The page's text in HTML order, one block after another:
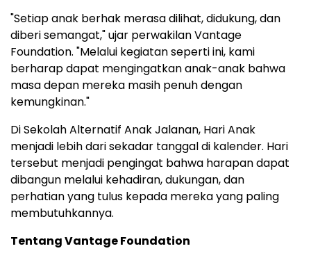
"Setiap anak berhak merasa dilihat, didukung, dan
diberi semangat," ujar perwakilan Vantage
Foundation. "Melalui kegiatan seperti ini, kami
berharap dapat mengingatkan anak-anak bahwa
masa depan mereka masih penuh dengan
kemungkinan."
Di Sekolah Alternatif Anak Jalanan, Hari Anak
menjadi lebih dari sekadar tanggal di kalender. Hari
tersebut menjadi pengingat bahwa harapan dapat
dibangun melalui kehadiran, dukungan, dan
perhatian yang tulus kepada mereka yang paling
membutuhkannya.
Tentang Vantage Foundation